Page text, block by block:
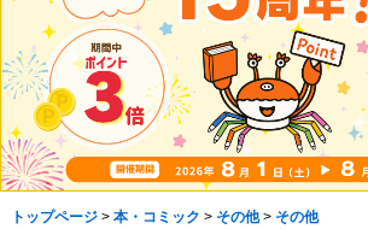
トップページ> 本・コミック > その他> その他